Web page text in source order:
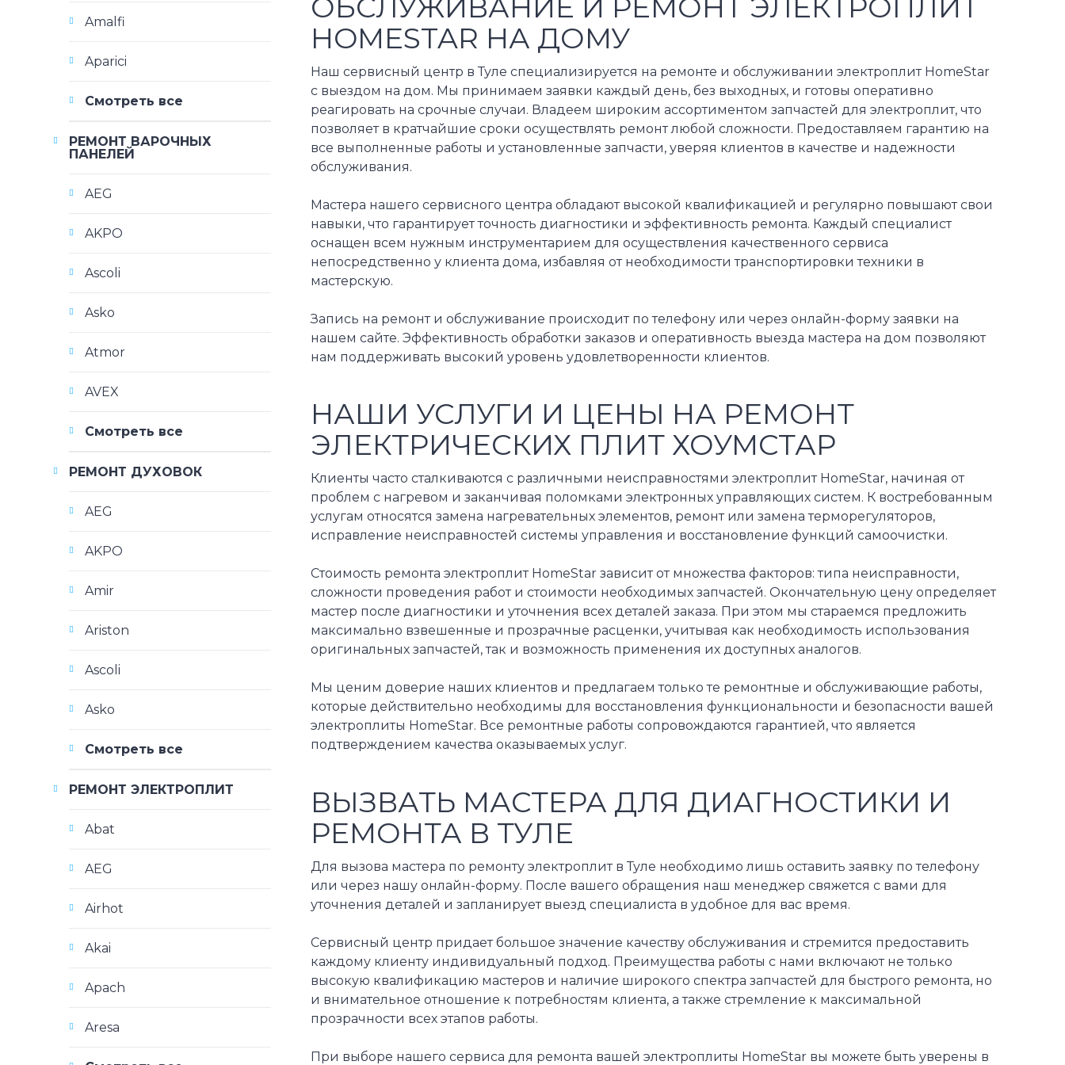
HOMESTAR НА ДОМУ
Наш сервисный центр в Туле специализируется на ремонте и обслуживании электроплит HomeStar
с выездом на дом. Мы принимаем заявки каждый день, без выходных, и готовы оперативно
реагировать на срочные случаи. Владеем широким ассортиментом запчастей для электроплит, что
позволяет в кратчайшие сроки осуществлять ремонт любой сложности. Предоставляем гарантию на
все выполненные работы и установленные запчасти, уверяя клиентов в качестве и надежности
обслуживания.
Мастера нашего сервисного центра обладают высокой квалификацией и регулярно повышают свои
навыки, что гарантирует точность диагностики и эффективность ремонта. Каждый специалист
оснащен всем нужным инструментарием для осуществления качественного сервиса
непосредственно у клиента дома, избавляя от необходимости транспортировки техники в
мастерскую.
Запись на ремонт и обслуживание происходит по телефону или через онлайн-форму заявки на
нашем сайте. Эффективность обработки заказов и оперативность выезда мастера на дом позволяют
нам поддерживать высокий уровень удовлетворенности клиентов.
НАШИ УСЛУГИ И ЦЕНЫ НА РЕМОНТ
ЭЛЕКТРИЧЕСКИХ ПЛИТ ХОУМСТАР
Клиенты часто сталкиваются с различными неисправностями электроплит HomeStar, начиная от
проблем с нагревом и заканчивая поломками электронных управляющих систем. К востребованным
услугам относятся замена нагревательных элементов, ремонт или замена терморегуляторов,
исправление неисправностей системы управления и восстановление функций самоочистки.
Стоимость ремонта электроплит HomeStar зависит от множества факторов: типа неисправности,
сложности проведения работ и стоимости необходимых запчастей. Окончательную цену определяет
мастер после диагностики и уточнения всех деталей заказа. При этом мы стараемся предложить
максимально взвешенные и прозрачные расценки, учитывая как необходимость использования
оригинальных запчастей, так и возможность применения их доступных аналогов.
Мы ценим доверие наших клиентов и предлагаем только те ремонтные и обслуживающие работы,
которые действительно необходимы для восстановления функциональности и безопасности вашей
электроплиты HomeStar. Все ремонтные работы сопровождаются гарантией, что является
подтверждением качества оказываемых услуг.
ВЫЗВАТЬ МАСТЕРА ДЛЯ ДИАГНОСТИКИ И
РЕМОНТА В ТУЛЕ
Для вызова мастера по ремонту электроплит в Туле необходимо лишь оставить заявку по телефону
или через нашу онлайн-форму. После вашего обращения наш менеджер свяжется с вами для
уточнения деталей и запланирует выезд специалиста в удобное для вас время.
Сервисный центр придает большое значение качеству обслуживания и стремится предоставить
каждому клиенту индивидуальный подход. Преимущества работы с нами включают не только
высокую квалификацию мастеров и наличие широкого спектра запчастей для быстрого ремонта, но
и внимательное отношение к потребностям клиента, а также стремление к максимальной
прозрачности всех этапов работы.
При выборе нашего сервиса для ремонта вашей электроплиты HomeStar вы можете быть уверены в
Amalfi
Aparici
Смотреть все
РЕМОНТ ВАРОЧНЫХ
ПАНЕЛЕЙ
AEG
AKPO
Ascoli
Asko
Atmor
AVEX
Смотреть все
РЕМОНТ ДУХОВОК
AEG
AKPO
Amir
Ariston
Ascoli
Asko
Смотреть все
РЕМОНТ ЭЛЕКТРОПЛИТ
Abat
AEG
Airhot
Akai
Apach
Aresa